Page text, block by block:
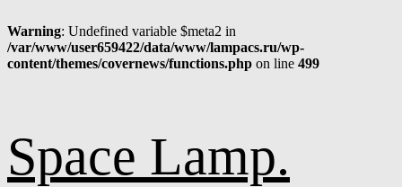
Warning: Undefined variable $meta2 in
/var/www/user659422/data/www/lampacs.ru/wp-
content/themes/covernews/functions.php on line 499
к
содержимому
Space Lamp.